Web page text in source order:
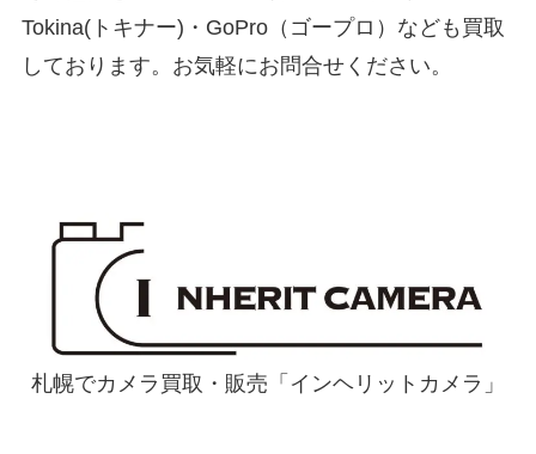
Tokina(トキナー)・GoPro（ゴープロ）なども買取
しております。お気軽にお問合せください。
札幌でカメラ買取・販売「インヘリットカメラ」